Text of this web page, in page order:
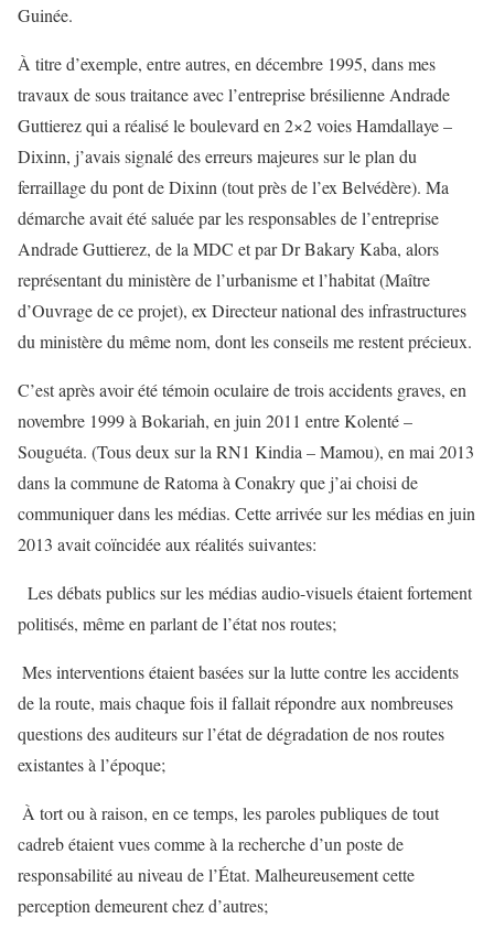
Guinée.
À titre d’exemple, entre autres, en décembre 1995, dans mes
travaux de sous traitance avec l’entreprise brésilienne Andrade
Guttierez qui a réalisé le boulevard en 2×2 voies Hamdallaye –
Dixinn, j’avais signalé des erreurs majeures sur le plan du
ferraillage du pont de Dixinn (tout près de l’ex Belvédère). Ma
démarche avait été saluée par les responsables de l’entreprise
Andrade Guttierez, de la MDC et par Dr Bakary Kaba, alors
représentant du ministère de l’urbanisme et l’habitat (Maître
d’Ouvrage de ce projet), ex Directeur national des infrastructures
du ministère du même nom, dont les conseils me restent précieux.
C’est après avoir été témoin oculaire de trois accidents graves, en
novembre 1999 à Bokariah, en juin 2011 entre Kolenté –
Souguéta. (Tous deux sur la RN1 Kindia – Mamou), en mai 2013
dans la commune de Ratoma à Conakry que j’ai choisi de
communiquer dans les médias. Cette arrivée sur les médias en juin
2013 avait coïncidée aux réalités suivantes:
︎ Les débats publics sur les médias audio-visuels étaient fortement
politisés, même en parlant de l’état nos routes;
︎ Mes interventions étaient basées sur la lutte contre les accidents
de la route, mais chaque fois il fallait répondre aux nombreuses
questions des auditeurs sur l’état de dégradation de nos routes
existantes à l’époque;
︎ À tort ou à raison, en ce temps, les paroles publiques de tout
cadreb étaient vues comme à la recherche d’un poste de
responsabilité au niveau de l’État. Malheureusement cette
perception demeurent chez d’autres;